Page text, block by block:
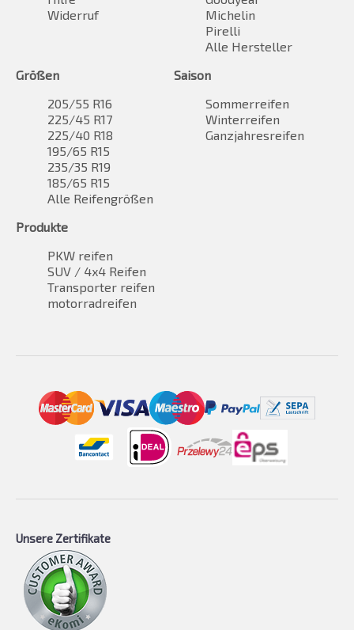
Widerruf
Michelin
Pirelli
Alle Hersteller
Größen
205/55 R16
225/45 R17
225/40 R18
195/65 R15
235/35 R19
185/65 R15
Alle Reifengrößen
Saison
Sommerreifen
Winterreifen
Ganzjahresreifen
Produkte
PKW reifen
SUV / 4x4 Reifen
Transporter reifen
motorradreifen
Unsere Zertifikate